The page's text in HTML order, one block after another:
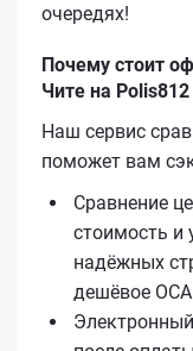
очередях!
Почему стоит
Чите на Polis812
Наш сервис
поможет вам
Сравнение
стоимость и
надёжных
дешёвое